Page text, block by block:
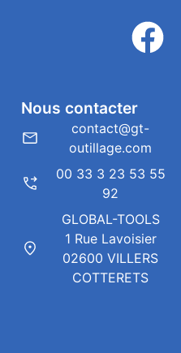
Nous contacter
contact@gt-
outillage.com
00 33 3 23 53 55
92
GLOBAL-TOOLS
1 Rue Lavoisier
02600 VILLERS
COTTERETS